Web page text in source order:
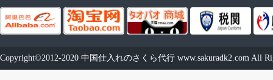
Copyright©2012-2020 中国仕入れのさくら代行 www.sakuradk2.com All